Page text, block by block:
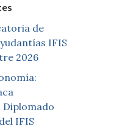
de
IFIS
2026
IFIS